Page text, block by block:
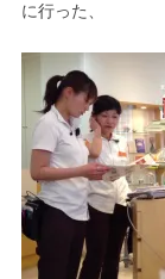
に行った、